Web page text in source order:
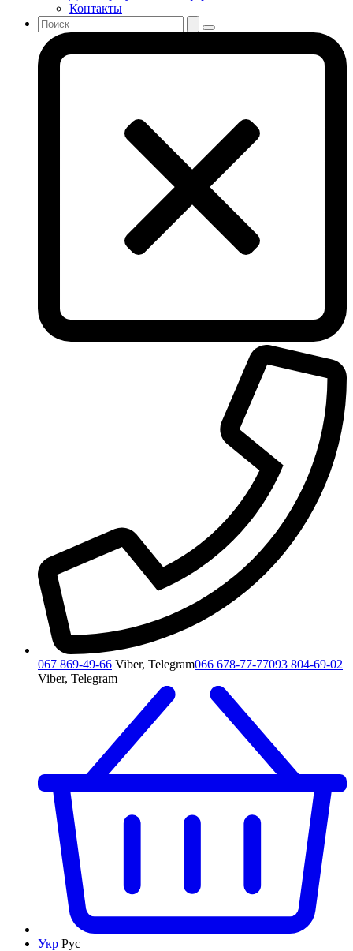
Контакты
067 869-49-66 Viber, Telegram066 678-77-77093 804-69-02
Viber, Telegram
Укр Рус